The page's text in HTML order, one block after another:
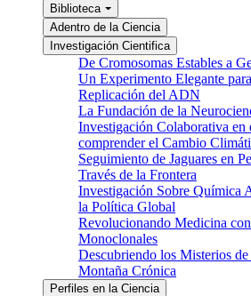
Biblioteca
Adentro de la Ciencia
Investigación Cientifica
De Cromosomas Estables a
Un Experimento Elegante
Replicación del ADN
La Fundación de la
Investigación Colaborativa en
comprender el Cambio
Seguimiento de Jaguares en
Través de la Frontera
Investigación Sobre Química
la Política Global
Revolucionando Medicina
Monoclonales
Descubriendo los Misterios
Montaña Crónica
Perfiles en la Ciencia